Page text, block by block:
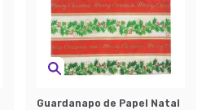
Guardanapo de Papel Natal